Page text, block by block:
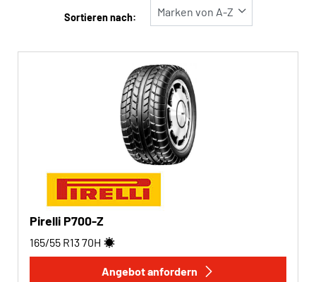
Winter (0)
4x4/Offroad (0)
Transporter (0)
Wohnmobil (0)
Sortieren nach:
Pirelli P700-Z
165/55 R1370H
Angebot anfordern